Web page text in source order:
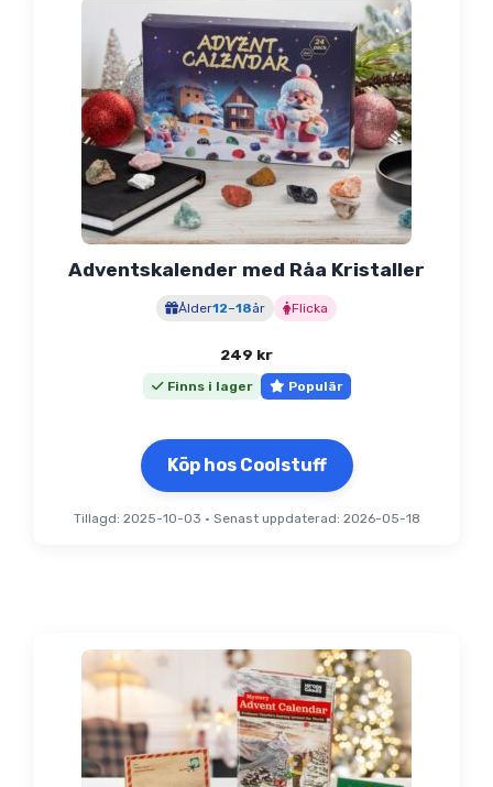
Adventskalender med Råa Kristaller
Ålder12–18år Flicka
249 kr
Finns i lager Populär
Köp hos Coolstuff
Tillagd: 2025-10-03 • Senast uppdaterad: 2026-05-18